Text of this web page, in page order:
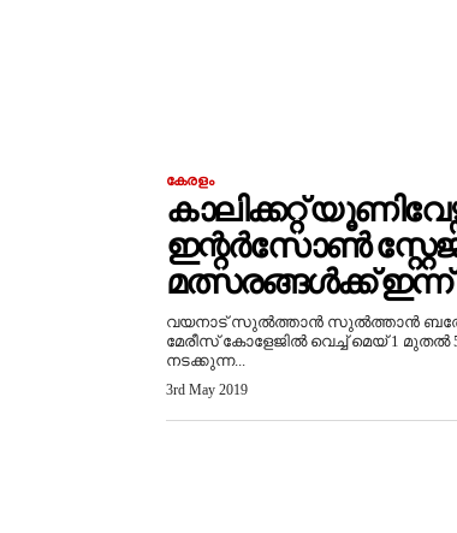
കേരളം
കാലിക്കറ്റ്
ഇന്റർസോൺ
മത്സരങ്ങൾക്ക് ഇന്ന്
വയനാട് സുൽത്താൻ സുൽത്താൻ
മേരീസ് കോളേജിൽ വെച്ച് മെയ് 1 മുതൽ
നടക്കുന്ന...
3rd May 2019